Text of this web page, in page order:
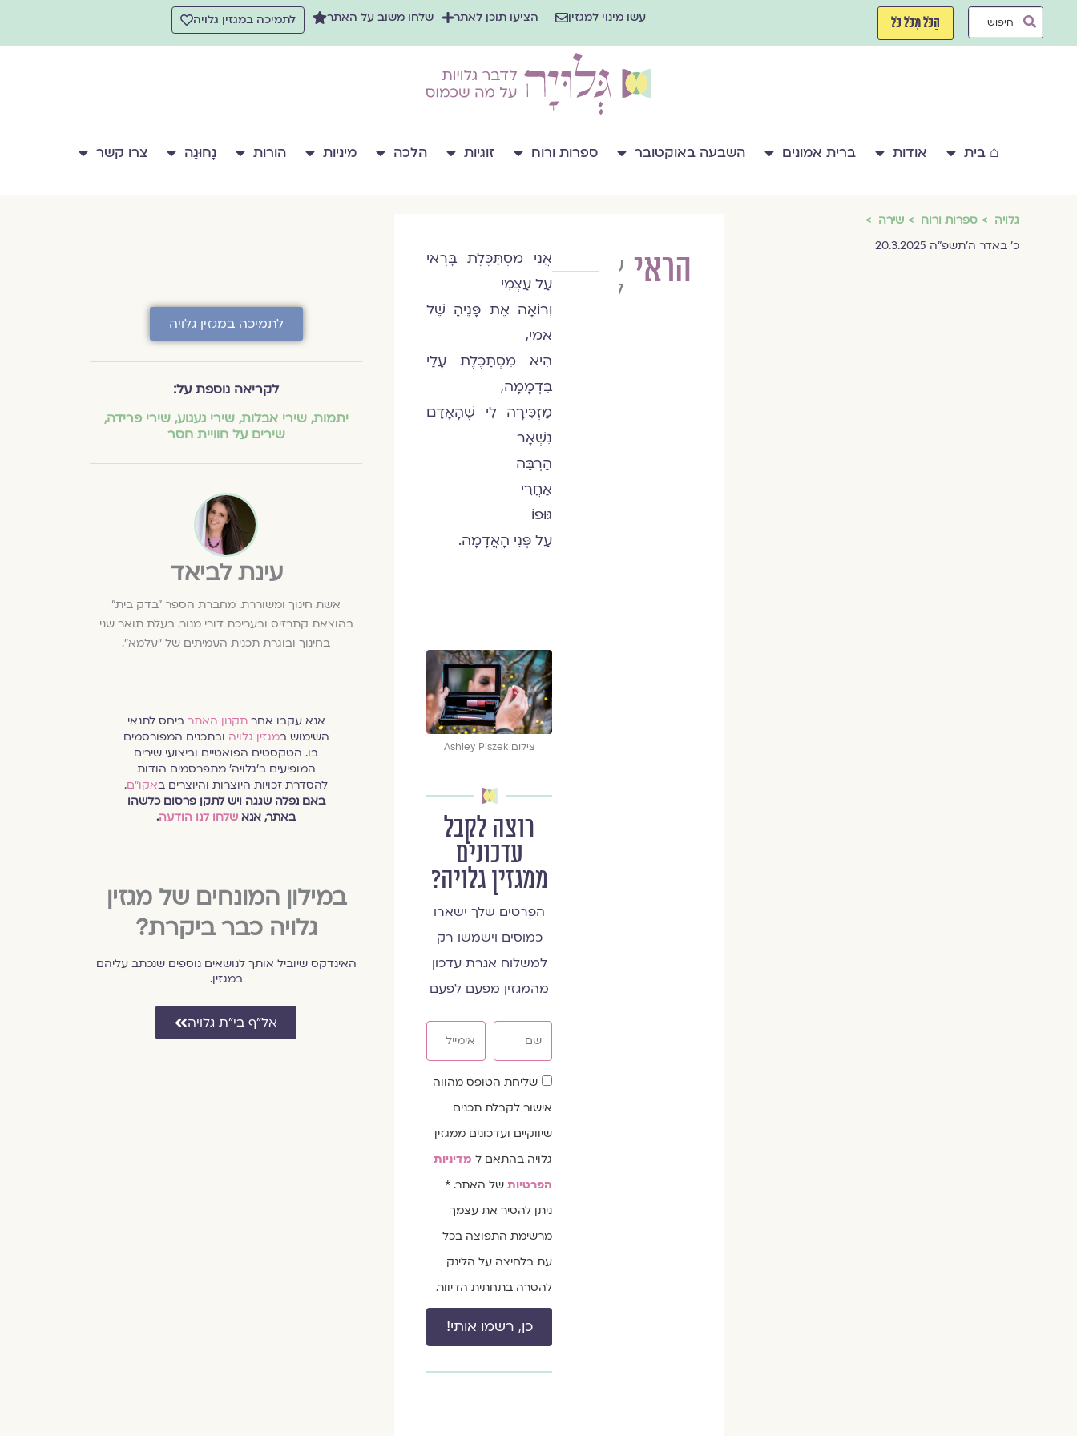
Search
הַכֹּל מִכֹּל כֹּל עשו מינוי למגזין הציעו תוכן לאתר שלחו משוב על האתר לתמיכה במגזין גלויה
⌂ בית אודות ברית אמונים השבעה באוקטובר ספרות ורוח זוגיות הלכה מיניות הורות נָחוּגָה צרו קשר
גלויה ספרות ורוח
שירה
כ׳ באדר ה׳תשפ״ה 20.3.2025
הראי עינת
לביאד
אֲנִי מִסְתַּכֶּלֶת בָּרְאִי
עַל עַצְמִי
וְרוֹאָה אֶת פָּנֶיהָ שֶׁל
אִמִּי,
הִיא מִסְתַּכֶּלֶת עָלַי
בִּדְמָמָה,
מַזְכִּירָה לִי שֶׁהָאָדָם
נִשְׁאָר
הַרְבֵּה
אַחֲרֵי
גּוּפוֹ
עַל פְּנֵי הָאֲדָמָה.
צילום Ashley Piszek
רוצה לקבל
עדכונים
ממגזין גלויה?
הפרטים שלך ישארו
כמוסים וישמשו רק
למשלוח אגרת עדכון
מהמגזין מפעם לפעם
שדהשליחת הטופס מהווה
אישור לקבלת תכנים
שיווקיים ועדכונים ממגזין
גלויה בהתאם למדיניות
הפרטיותשל האתר. *
ניתן להסיר את עצמך
מרשימת התפוצה בכל
עת בלחיצה על הלינק
להסרה בתחתית הדיוור.
כן, רשמו אותי!
לתמיכה במגזין גלויה
לקריאה נוספת על:
יתמות,שירי אבלות,שירי געגוע,שירי פרידה,
שירים על חוויית חסר
עינת לביאד
אשת חינוך ומשוררת. מחברת הספר "בדק בית"
בהוצאת קתרזיס ובעריכת דורי מנור. בעלת תואר שני
בחינוך ובוגרת תכנית העמיתים של "עלמא".
אנא עקבו אחרתקנון האתר ביחס לתנאי
השימוש במגזין גלויה ובתכנים המפורסמים
בו. הטקסטים הפואטיים וביצועי שירים
המופיעים ב׳גלויה׳ מתפרסמים הודות
להסדרת זכויות היוצרות והיוצרים באקו״ם.
באם נפלה שגגה ויש לתקן פרסום כלשהו
באתר, אנא שלחו לנו הודעה.
במילון המונחים של מגזין
גלויה כבר ביקרת?
האינדקס שיוביל אותך לנושאים נוספים שנכתב עליהם
במגזין.
אל״ף בי״ת גלויה